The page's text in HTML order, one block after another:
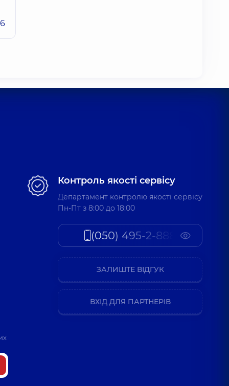
Контроль якості сервісу
Департамент контролю якості сервісу
Пн-Пт з 8:00 до 18:00
(050) 495-2-888
ЗАЛИШТЕ ВІДГУК
ВХІД ДЛЯ ПАРТНЕРІВ